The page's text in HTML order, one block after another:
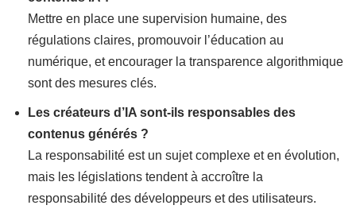
Mettre en place une supervision humaine, des
régulations claires, promouvoir l’éducation au
numérique, et encourager la transparence algorithmique
sont des mesures clés.
Les créateurs d’IA sont-ils responsables des
contenus générés ?
La responsabilité est un sujet complexe et en évolution,
mais les législations tendent à accroître la
responsabilité des développeurs et des utilisateurs.